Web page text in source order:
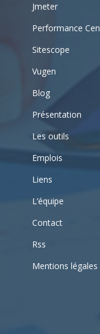
Jmeter
Performance
Sitescope
Vugen
Blog
Présentation
Les outils
Emplois
Liens
L’équipe
Contact
Rss
Mentions légales